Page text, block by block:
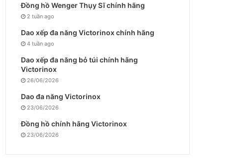
Đồng hồ Wenger Thụy Sĩ chính hãng
2 tuần ago
Dao xếp đa năng Victorinox chính hãng
4 tuần ago
Dao xếp đa năng bỏ túi chính hãng
Victorinox
26/06/2026
Dao đa năng Victorinox
23/06/2026
Đồng hồ chính hãng Victorinox
23/06/2026